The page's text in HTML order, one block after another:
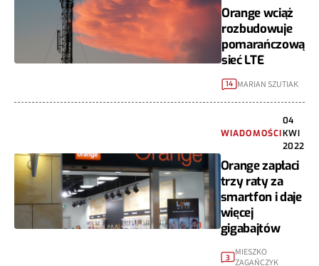
Orange wciąż
rozbudowuje
pomarańczową
sieć LTE
14 MARIAN SZUTIAK
WIADOMOŚCI
04
KWI
2022
Orange zapłaci
trzy raty za
smartfon i daje
więcej
gigabajtów
3 MIESZKO
ZAGAŃCZYK